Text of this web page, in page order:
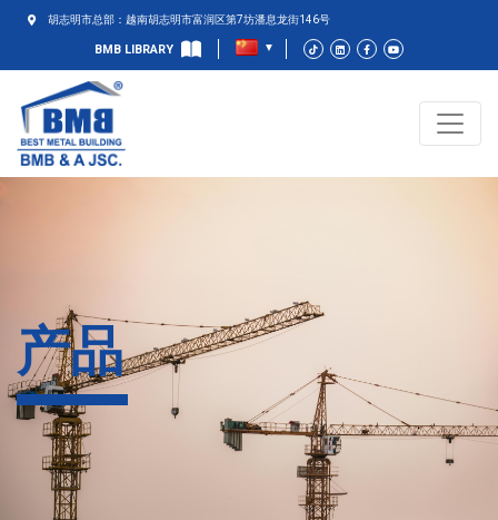
胡志明市总部：越南胡志明市富润区第7坊潘息龙街146号
BMB LIBRARY
产品